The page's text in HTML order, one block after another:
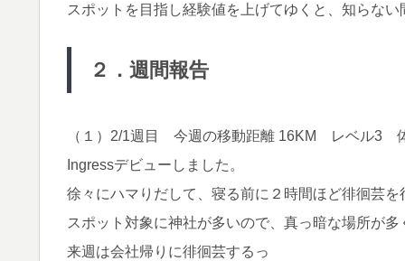
スポットを目指し経験値を上げてゆくと、知らな
２．週間報告
（１）2/1週目 今週の移動距離 16KM レベル3
Ingressデビューしました。
徐々にハマりだして、寝る前に２時間ほど徘徊芸を
スポット対象に神社が多いので、真っ暗な場所が
来週は会社帰りに徘徊芸するっ